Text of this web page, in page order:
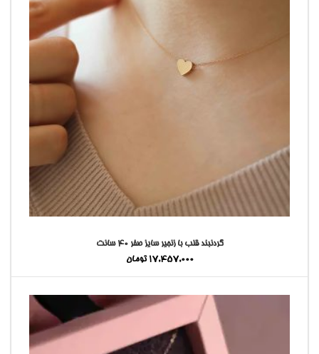
گردنبند قلب با زنجیر سایز صفر ۴۰ سانت
17,457,000 تومان